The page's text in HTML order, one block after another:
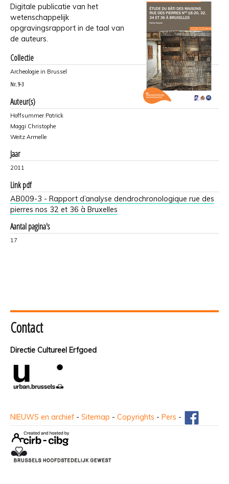
Digitale publicatie van het
wetenschappelijk
opgravingsrapport in de taal van
de auteurs.
Collectie
Archeologie in Brussel
Nr. 9-3
Auteur(s)
Hoffsummer Patrick
Maggi Christophe
Weitz Armelle
Jaar
2011
Link pdf
AB009-3 - Rapport d’analyse dendrochronologique rue des
pierres nos 32 et 36 à Bruxelles
Aantal pagina's
17
Contact
Directie Cultureel Erfgoed
NIEUWS en archief - Sitemap - Copyrights - Pers -